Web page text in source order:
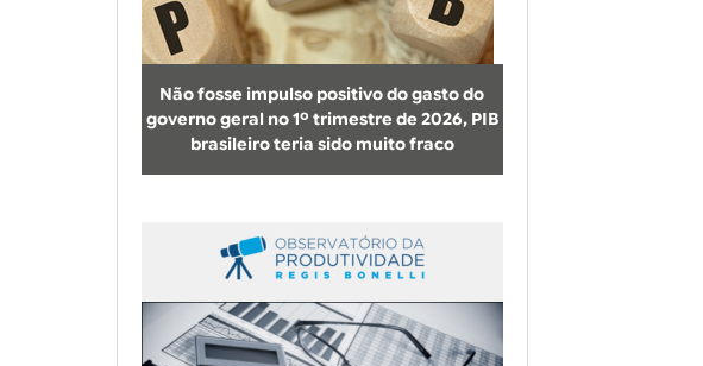
b
u
s
c
a
Não fosse impulso positivo do gasto do
governo geral no 1º trimestre de 2026, PIB
brasileiro teria sido muito fraco